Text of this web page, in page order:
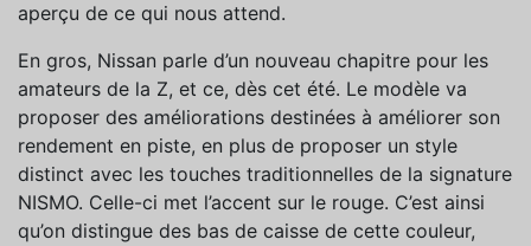
aperçu de ce qui nous attend.
En gros, Nissan parle d’un nouveau chapitre pour les
amateurs de la Z, et ce, dès cet été. Le modèle va
proposer des améliorations destinées à améliorer son
rendement en piste, en plus de proposer un style
distinct avec les touches traditionnelles de la signature
NISMO. Celle-ci met l’accent sur le rouge. C’est ainsi
qu’on distingue des bas de caisse de cette couleur,